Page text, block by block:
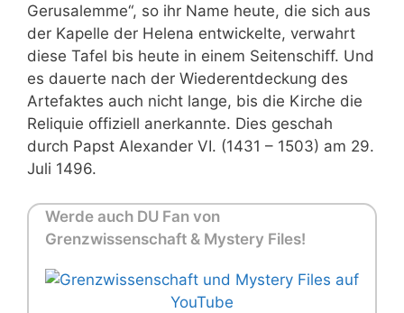
Gerusalemme“, so ihr Name heute, die sich aus
der Kapelle der Helena entwickelte, verwahrt
diese Tafel bis heute in einem Seitenschiff. Und
es dauerte nach der Wiederentdeckung des
Artefaktes auch nicht lange, bis die Kirche die
Reliquie offiziell anerkannte. Dies geschah
durch Papst Alexander VI. (1431 – 1503) am 29.
Juli 1496.
Werde auch DU Fan von
Grenzwissenschaft & Mystery Files!